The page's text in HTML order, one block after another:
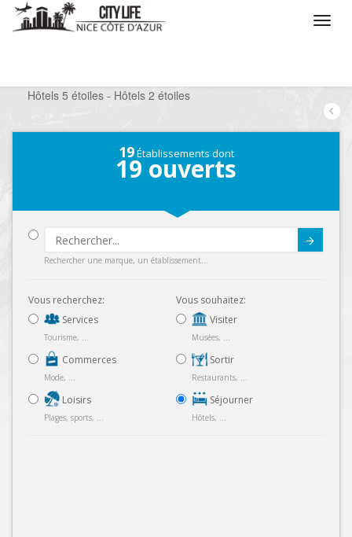
Hôtels 5 étoiles - Hôtels 2 étoiles
19Établissements dont
19 ouverts
Rechercher une marque, un établissement...
Vous recherchez:
Services
Tourisme, ...
Commerces
Mode, ...
Loisirs
Plages, sports, ...
Vous souhaitez:
Visiter
Musées, ...
Sortir
Restaurants, ...
Séjourner
Hôtels, ...